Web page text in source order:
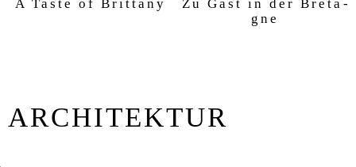
A Ta­ste of Brit­ta­ny
Zu Gast in der Bre­ta­
gne
AR­CHI­TEK­TUR